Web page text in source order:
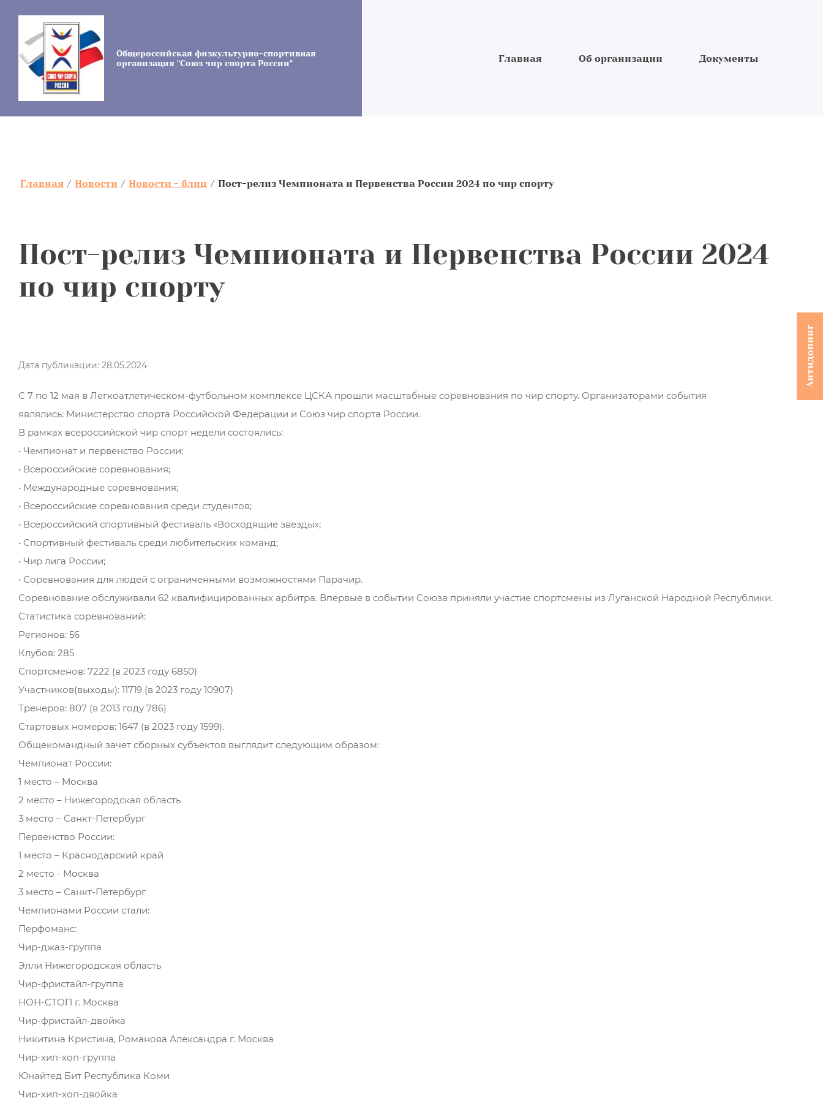
Общероссийская физкультурно-спортивная
организация "Союз чир спорта России"
Главная Об организации Документы
Главная / Новости / Новости - блиц / Пост-релиз Чемпионата и Первенства России 2024 по чир спорту
Пост-релиз Чемпионата и Первенства России 2024
по чир спорту
Дата публикации: 28.05.2024
С 7 по 12 мая в Легкоатлетическом-футбольном комплексе ЦСКА прошли масштабные соревнования по чир спорту. Организаторами события
являлись: Министерство спорта Российской Федерации и Союз чир спорта России.
В рамках всероссийской чир спорт недели состоялись:
• Чемпионат и первенство России;
• Всероссийские соревнования;
• Международные соревнования;
• Всероссийские соревнования среди студентов;
• Всероссийский спортивный фестиваль «Восходящие звезды»;
• Спортивный фестиваль среди любительских команд;
• Чир лига России;
• Соревнования для людей с ограниченными возможностями Парачир.
Соревнование обслуживали 62 квалифицированных арбитра. Впервые в событии Союза приняли участие спортсмены из Луганской Народной Республики.
Статистика соревнований:
Регионов: 56
Клубов: 285
Спортсменов: 7222 (в 2023 году 6850)
Участников(выходы): 11719 (в 2023 году 10907)
Тренеров: 807 (в 2013 году 786)
Стартовых номеров: 1647 (в 2023 году 1599).
Общекомандный зачет сборных субъектов выглядит следующим образом:
Чемпионат России:
1 место – Москва
2 место – Нижегородская область
3 место – Санкт-Петербург
Первенство России:
1 место – Краснодарский край
2 место - Москва
3 место – Санкт-Петербург
Чемпионами России стали:
Перфоманс:
Чир-джаз-группа
Элли Нижегородская область
Чир-фристайл-группа
НОН-СТОП г. Москва
Чир-фристайл-двойка
Никитина Кристина, Романова Александра г. Москва
Чир-хип-хоп-группа
Юнайтед Бит Республика Коми
Чир-хип-хоп-двойка
Антидопинг